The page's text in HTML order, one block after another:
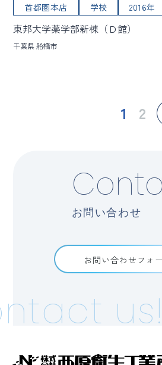
首都圏本店 学校 2016年
東邦大学薬学部新棟（Ｄ館）
千葉県 船橋市
1 2
お問い合わせ
お問い合わせフォ
us!